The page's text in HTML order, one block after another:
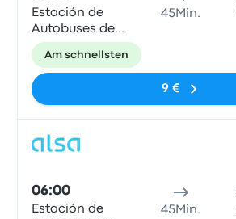
Estación de
Autobuses de
Oviedo
45Min.
Am schnellsten
9 €
06:00
Estación de
45Min.